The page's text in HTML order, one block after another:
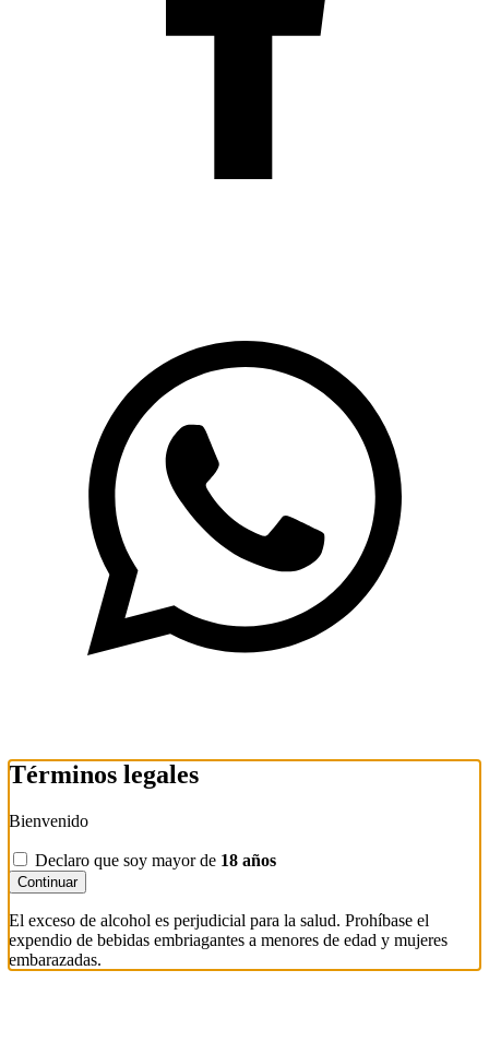
Términos legales
Bienvenido
Declaro que soy mayor de 18 años
Continuar
El exceso de alcohol es perjudicial para la salud. Prohíbase el
expendio de bebidas embriagantes a menores de edad y mujeres
embarazadas.